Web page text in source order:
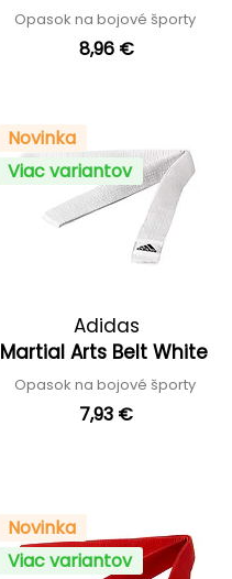
Opasok na bojové športy
8,96 €
Novinka
Viac variantov
Adidas
Martial Arts Belt White
Opasok na bojové športy
7,93 €
Novinka
Viac variantov